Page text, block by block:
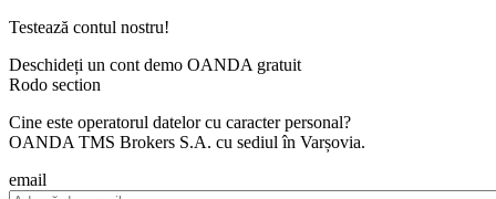
Testează contul nostru!
Deschideți un cont demo OANDA gratuit
Rodo section
Cine este operatorul datelor cu caracter personal?
OANDA TMS Brokers S.A. cu sediul în Varșovia.
email